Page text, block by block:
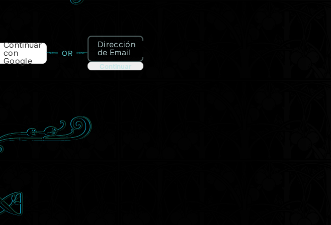
Continuar
con
Google
OR
Dirección
de Email
Continuar